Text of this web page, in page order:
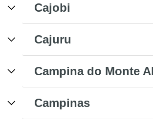
Cajobi
Cajuru
Campina do Monte
Campinas